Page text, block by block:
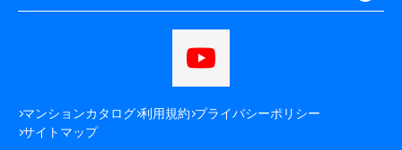
マンションカタログ 利用規約 プライバシーポリシー
サイトマップ